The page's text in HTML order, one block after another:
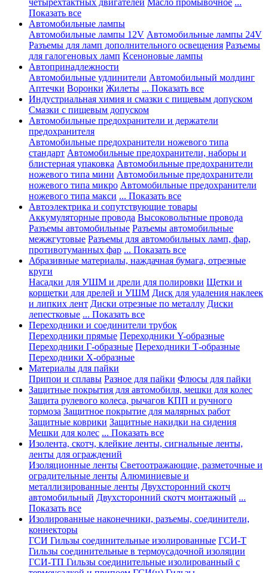
четырехтактных двигателей Масло промывочное ...
Показать все
Автомобильные лампы
Автомобильные лампы 12V Автомобильные лампы 24V
Разъемы для ламп дополнительного освещения Разъемы
для галогеновых ламп Ксеноновые лампы
Автопринадлежности
Автомобильные удлинители Автомобильный молдинг
Аптечки Воронки Жилеты ... Показать все
Индустриальная химия и смазки с пищевым допуском
Смазки с пищевым допуском
Автомобильные предохранители и держатели
предохранителя
Автомобильные предохранители ножевого типа
стандарт Автомобильные предохранители, наборы и
блистерная упаковка Автомобильные предохранители
ножевого типа мини Автомобильные предохранители
ножевого типа микро Автомобильные предохранители
ножевого типа макси ... Показать все
Автоэлектрика и сопутствующие товары
Аккумуляторные провода Высоковольтные провода
Разъемы автомобильные Разъемы автомобильные
межжгутовые Разъемы для автомобильных ламп, фар,
противотуманных фар ... Показать все
Абразивные материалы, наждачная бумага, отрезные
круги
Насадки для УШМ и дрели для полировки Щетки и
корщетки для дрелей и УШМ Диск для удаления наклеек
и липких лент Диски отрезные по металлу Диски
лепестковые ... Показать все
Переходники и соединители трубок
Переходники прямые Переходники Y-образные
Переходники Г-образные Переходники Т-образные
Переходники Х-образные
Материалы для пайки
Припои и сплавы Разное для пайки Флюсы для пайки
Защитные покрытия для автомобиля, мешки для колес
Защита рулевого колеса, рычагов КПП и ручного
тормоза Защитное покрытие для малярных работ
Защитные коврики Защитные накидки на сидения
Мешки для колес ... Показать все
Изолента, скотч, клейкие ленты, сигнальные ленты,
ленты для ограждений
Изоляционные ленты Светоотражающие, разметочные и
оградительные ленты Алюминиевые и
металлизированные ленты Двухсторонний скотч
автомобильный Двухсторонний скотч монтажный ...
Показать все
Изолированные наконечники, разъемы, соединители,
коннекторы
ГСИ Гильзы соединительные изолированные ГСИ-Т
Гильзы соединительные в термоусадочной изоляции
ГСИ-ТП Гильзы соединительные изолированный с